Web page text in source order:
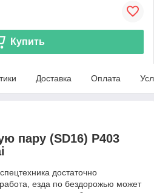
Купить
Доставка Оплата
пару (SD16) P403
достаточно
езда по бездорожью может